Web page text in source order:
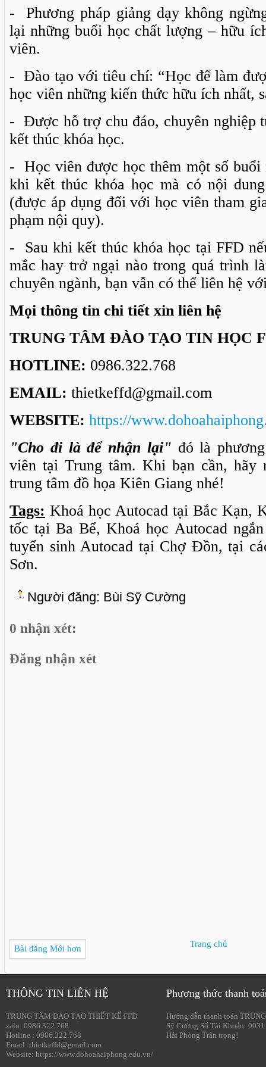
- Phương pháp giảng dạy không
lại những buổi học chất lượng – hữu
viên.
- Đào tạo với tiêu chí: “Học để làm
học viên những kiến thức hữu ích nhất,
- Được hỗ trợ chu đáo, chuyên nghiệp
kết thúc khóa học.
- Học viên được học thêm một số buổi
khi kết thúc khóa học mà có nội
(được áp dụng đối với học viên tham
phạm nội quy).
- Sau khi kết thúc khóa học tại FFD
mắc hay trở ngại nào trong quá trình
chuyên ngành, bạn vẫn có thể liên hệ
Mọi thông tin chi tiết xin liên hệ
TRUNG TÂM ĐÀO TẠO TIN HỌC
HOTLINE: 0986.322.768
EMAIL: thietkeffd@gmail.com
WEBSITE: https://
"Cho đi là để nhận lại" đó là
viên tại Trung tâm. Khi bạn cần, hãy
trung tâm đồ họa Kiên Giang nhé!
Tags: Khoá học Autocad tại Bắc Kạn,
tốc tại Ba Bể, Khoá học Autocad
tuyển sinh Autocad tại Chợ Đồn, tại
Sơn.
Người đăng: Bùi Sỹ Cường
0 nhận xét:
Đăng nhận xét
Bài đăng Mới hơn Trang chủ
THÔNG TIN LIÊN HỆ
TRUNG TÂM ĐÀO TẠO THIẾT KẾ FFD
zalo: 0986.322.768
Hotline : 0986.322.768
Email: thietkeffd@gmail.com
Website: https://www.dohoahaiphong.edu.vn/
Phương thức thanh
Hướng dẫn thanh toán
Sỹ Cường Số Tài Khoản:
Hải Phòng Trân trọng!